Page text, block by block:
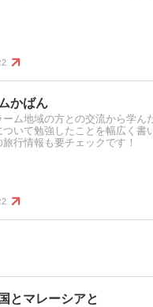
2
かばん
ーム地域の方との交流から学ん
ついて勉強したことを幅広く書
旅行情報も要チェックです！
2
とマレーシアと